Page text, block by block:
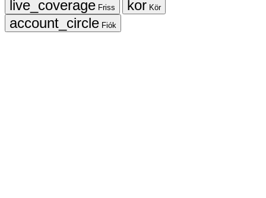
Friss
Kör
Fiók